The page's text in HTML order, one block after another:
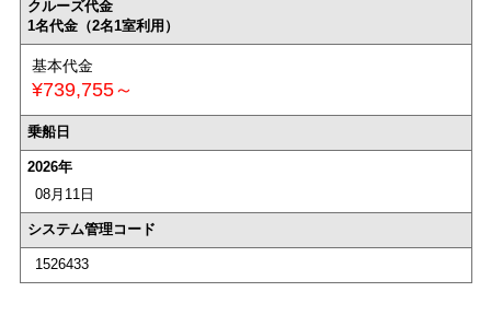
クルーズ代金
1名代金（2名1室利用）
基本代金
¥739,755～
乗船日
2026年
08月11日
システム管理コード
1526433